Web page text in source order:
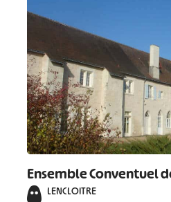
Ensemble Conventuel
LENCLOITRE